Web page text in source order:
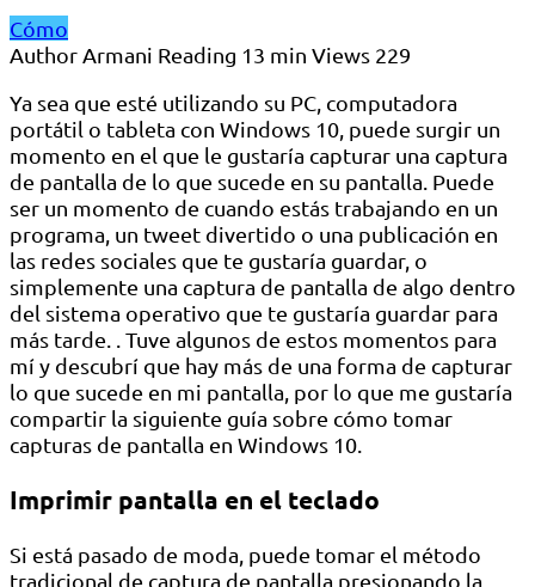
Cómo
AuthorArmani Reading 13 min Views 229
Ya sea que esté utilizando su PC, computadora
portátil o tableta con Windows 10, puede surgir un
momento en el que le gustaría capturar una captura
de pantalla de lo que sucede en su pantalla. Puede
ser un momento de cuando estás trabajando en un
programa, un tweet divertido o una publicación en
las redes sociales que te gustaría guardar, o
simplemente una captura de pantalla de algo dentro
del sistema operativo que te gustaría guardar para
más tarde. . Tuve algunos de estos momentos para
mí y descubrí que hay más de una forma de capturar
lo que sucede en mi pantalla, por lo que me gustaría
compartir la siguiente guía sobre cómo tomar
capturas de pantalla en Windows 10.
Imprimir pantalla en el teclado
Si está pasado de moda, puede tomar el método
tradicional de captura de pantalla presionando la